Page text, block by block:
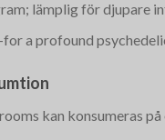
lämplig för djupare
a profound
kan konsumeras